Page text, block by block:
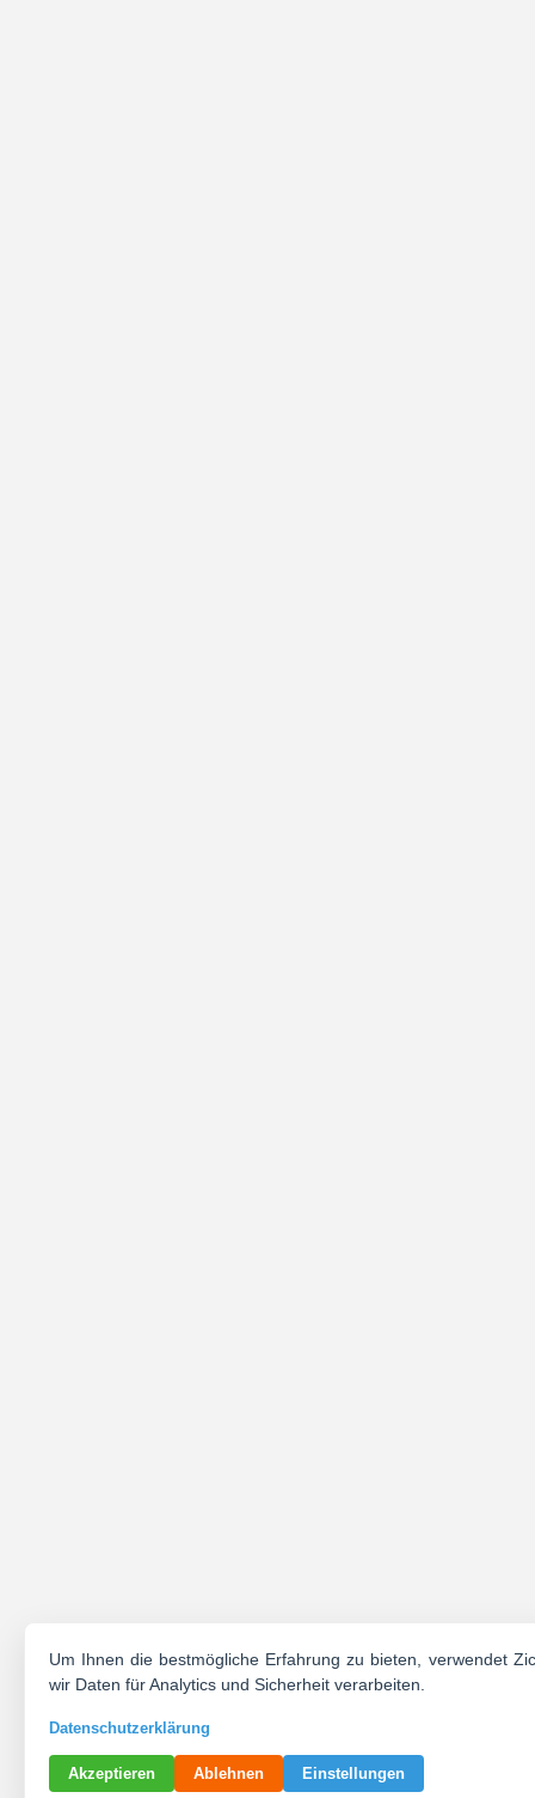
Um Ihnen die bestmögliche Erfahrung zu bieten, verwendet
wir Daten für Analytics und Sicherheit verarbeiten.
Datenschutzerklärung
Akzeptieren Ablehnen Einstellungen